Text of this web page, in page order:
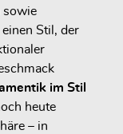
sowie
Stil, der
im Stil
heute
– in